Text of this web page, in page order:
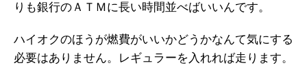
りも銀行のＡＴＭに長い時間並べばいいんです。
ハイオクのほうが燃費がいいかどうかなんて気にする
必要はありません。レギュラーを入れれば走ります。